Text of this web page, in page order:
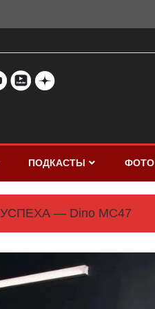
ПОДКАСТЫ ФОТО
— Dino MC47